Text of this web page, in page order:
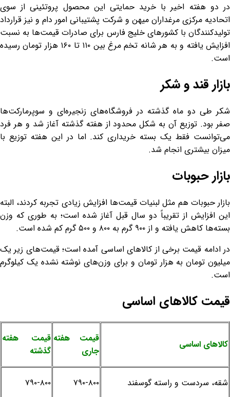
در دو هفته اخیر با خرید حمایتی این محصول پروتئینی از سوی
اتحادیه مرکزی مرغداران میهن و شرکت پشتیبانی امور دام و نیز قرارداد
تولیدکنندگان با کشورهای خلیج فارس برای صادرات قیمت‌ها به نسبت
افزایش یافته و به هر شانه تخم مرغ بین ۱۱۰ تا ۱۶۰ هزار تومان رسیده
است.
بازار قند و شکر
شکر طی دو ماه گذشته در فروشگاه‌های زنجیره‌ای و سوپرمارکت‌ها
صفر بود. توزیع آن به شکل محدود از هفته گذشته آغاز شد و هر فرد
می‌توانست فقط یک بسته خریداری کند. اما در این هفته توزیع با
میزان بیشتری انجام شد.
بازار حبوبات
بازار حبوبات هم مثل لبنیات قیمت‌ها افزایش زیادی تجربه کردند، البته
این افزایش از تقریباً دو سال قبل آغاز شده است؛ به طوری که وزن
بسته‌ها کاهش یافته و از ۹۰۰ گرم به ۸۰۰ و ۵۰۰ گرم کم شده است.
در ادامه قیمت برخی از کالاهای اساسی آمده است؛ قیمت‌های زیر یک
میلیون تومان به هزار تومان و برای وزن‌های نوشته نشده یک کیلوگرم
است.
قیمت کالاهای اساسی
کالاهای اساسی
قیمت هفته
جاری
قیمت هفته
گذشته
شقه، سردست و راسته گوسفند ۷۹۰-۸۰۰ ۷۹۰-۸۰۰